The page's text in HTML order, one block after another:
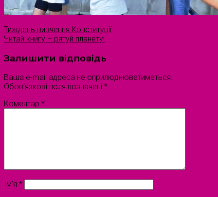
Тиждень вивчення Конституції
Читай книгу – рятуй планету!
Залишити відповідь
Ваша e-mail адреса не оприлюднюватиметься.
Обов’язкові поля позначені *
Коментар *
Ім'я *